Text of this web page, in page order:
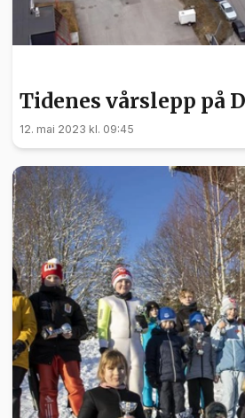
Tidenes vårslepp på
12. mai 2023 kl. 09:45